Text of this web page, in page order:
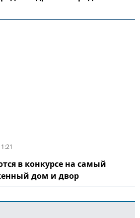
в конкурсе на самый
дом и двор